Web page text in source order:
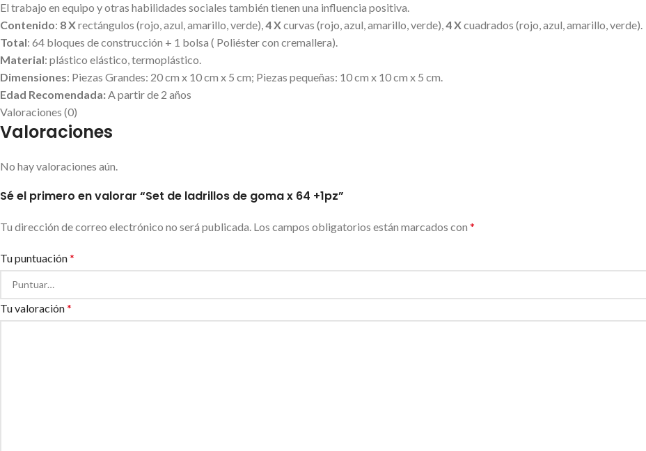
El trabajo en equipo y otras habilidades sociales también tienen una influencia positiva.
Contenido: 8 Xrectángulos (rojo, azul, amarillo, verde),4 Xcurvas (rojo, azul, amarillo, verde),4 Xcuadrados (rojo, azul, amarillo, verde).
Total: 64 bloques de construcción + 1 bolsa ( Poliéster con cremallera).
Material: plástico elástico, termoplástico.
Dimensiones: Piezas Grandes: 20 cm x 10 cm x 5 cm; Piezas pequeñas: 10 cm x 10 cm x 5 cm.
Edad Recomendada:A partir de 2 años
Valoraciones (0)
Valoraciones
No hay valoraciones aún.
Sé el primero en valorar “Set de ladrillos de goma x 64 +1pz”
Tu dirección de correo electrónico no será publicada. Los campos obligatorios están marcados con *
Tu puntuación*
Tu valoración*